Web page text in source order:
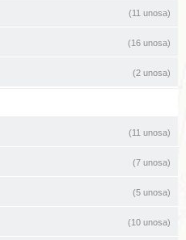
(11 unosa)
(16 unosa)
(2 unosa)
(11 unosa)
(7 unosa)
(5 unosa)
(10 unosa)